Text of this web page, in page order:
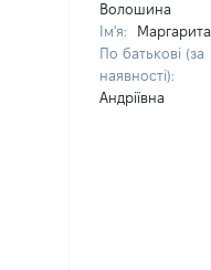
Волошина
Ім'я:
Маргарита
По батькові (за
наявності):
Андріївна